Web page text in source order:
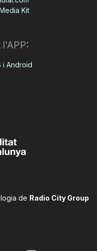
Kit
i Android
de Radio City Group